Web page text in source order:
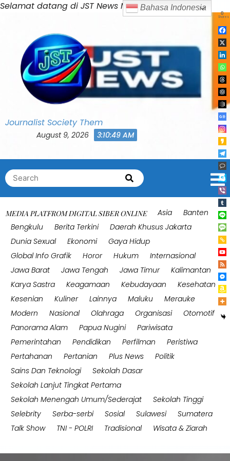
Selamat datang di JST News MediaSkip
to
Journalist Society Them
August 9, 2026 3:10:52 AM
Search
for:
Search
MEDIA PLATFROM DIGITAL SIBER ONLINE Asia
Banten
Bengkulu
Berita Terkini
Daerah Khusus Jakarta
Dunia Sexual
Ekonomi
Gaya Hidup
Global Info Grafik
Horor Hukum
Internasional
Jawa Barat
Jawa Tengah Jawa Timur
Kalimantan
Karya Sastra
Keagamaan Kebudayaan
Kesehatan
Kesenian
Kuliner Lainnya Maluku
Merauke
Modern
Nasional Olahraga Organisasi
Otomotif
Panorama Alam
Papua Nugini
Pariwisata
Pemerintahan
Pendidikan Perfilman
Peristiwa
Pertahanan
Pertanian Plus News
Politik
Sains Dan Teknologi
Sekolah Dasar
Sekolah Lanjut Tingkat Pertama
Sekolah Menengah Umum/Sederajat
Sekolah Tinggi
Selebrity
Serba-serbi Sosial Sulawesi
Sumatera
Talk Show
TNI - POLRI Tradisional Wisata & Ziarah
0
Shares
Bahasa Indonesia